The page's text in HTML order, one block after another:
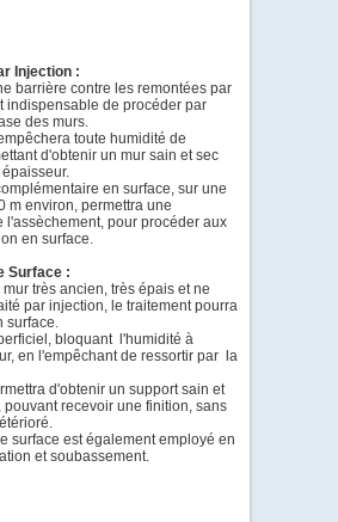
Injection :
barrière contre les remontées par
indispensable de procéder par
des murs.
toute humidité de
d'obtenir un mur sain et sec
en surface, sur une
m environ, permettra une
l'assèchement, pour procéder aux
en surface.
Surface :
très ancien, très épais et ne
par injection, le traitement pourra
surface.
bloquant l'humidité à
en l'empêchant de ressortir par la
d'obtenir un support sain et
pouvant recevoir une finition, sans
surface est également employé en
et soubassement.